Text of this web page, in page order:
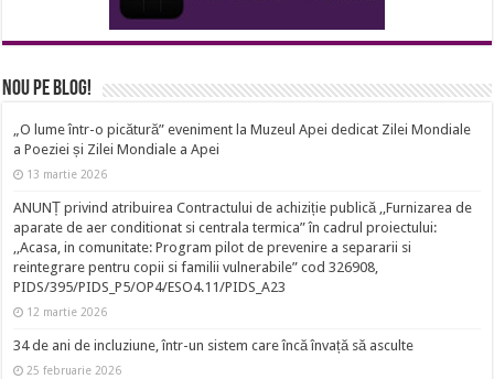
Nou pe Blog!
„O lume într-o picătură” eveniment la Muzeul Apei dedicat Zilei Mondiale
a Poeziei și Zilei Mondiale a Apei
13 martie 2026
ANUNȚ privind atribuirea Contractului de achiziție publică ,,Furnizarea de
aparate de aer conditionat si centrala termica” în cadrul proiectului:
,,Acasa, in comunitate: Program pilot de prevenire a separarii si
reintegrare pentru copii si familii vulnerabile” cod 326908,
PIDS/395/PIDS_P5/OP4/ESO4.11/PIDS_A23
12 martie 2026
34 de ani de incluziune, într-un sistem care încă învață să asculte
25 februarie 2026